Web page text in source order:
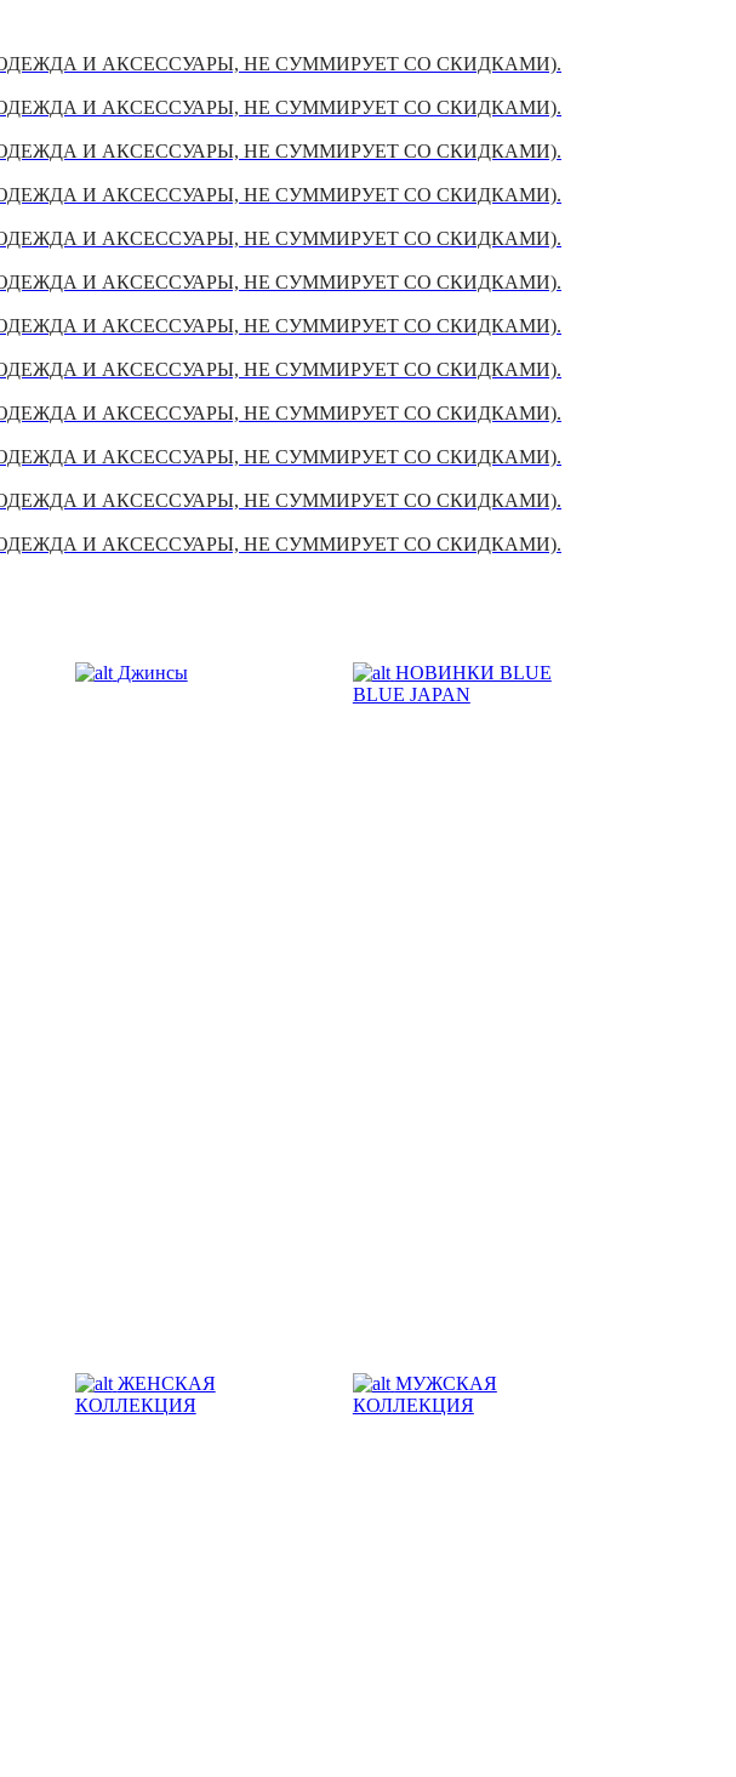
И АКСЕССУАРЫ, НЕ СУММИРУЕТ СО СКИДКАМИ).
И АКСЕССУАРЫ, НЕ СУММИРУЕТ СО СКИДКАМИ).
И АКСЕССУАРЫ, НЕ СУММИРУЕТ СО СКИДКАМИ).
И АКСЕССУАРЫ, НЕ СУММИРУЕТ СО СКИДКАМИ).
И АКСЕССУАРЫ, НЕ СУММИРУЕТ СО СКИДКАМИ).
И АКСЕССУАРЫ, НЕ СУММИРУЕТ СО СКИДКАМИ).
И АКСЕССУАРЫ, НЕ СУММИРУЕТ СО СКИДКАМИ).
И АКСЕССУАРЫ, НЕ СУММИРУЕТ СО СКИДКАМИ).
И АКСЕССУАРЫ, НЕ СУММИРУЕТ СО СКИДКАМИ).
И АКСЕССУАРЫ, НЕ СУММИРУЕТ СО СКИДКАМИ).
И АКСЕССУАРЫ, НЕ СУММИРУЕТ СО СКИДКАМИ).
И АКСЕССУАРЫ, НЕ СУММИРУЕТ СО СКИДКАМИ).
Джинсы
НОВИНКИ BLUE
BLUE JAPAN
ЖЕНСКАЯ
КОЛЛЕКЦИЯ
МУЖСКАЯ
КОЛЛЕКЦИЯ